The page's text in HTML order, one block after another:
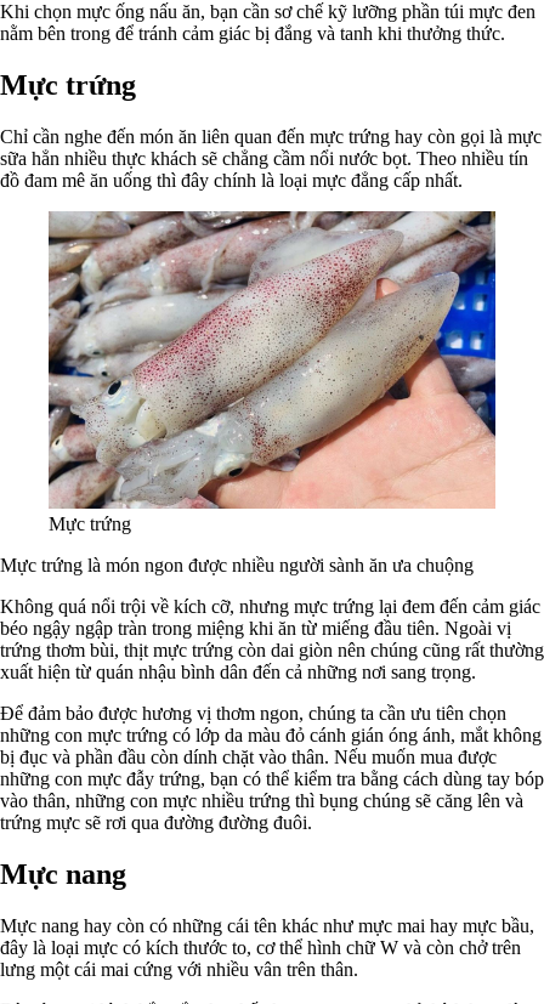
Khi chọn mực ống nấu ăn, bạn cần sơ chế kỹ lưỡng phần túi mực đen
nằm bên trong để tránh cảm giác bị đắng và tanh khi thưởng thức.
Mực trứng
Chỉ cần nghe đến món ăn liên quan đến mực trứng hay còn gọi là mực
sữa hẳn nhiều thực khách sẽ chẳng cầm nổi nước bọt. Theo nhiều tín
đồ đam mê ăn uống thì đây chính là loại mực đẳng cấp nhất.
Mực trứng
Mực trứng là món ngon được nhiều người sành ăn ưa chuộng
Không quá nổi trội về kích cỡ, nhưng mực trứng lại đem đến cảm giác
béo ngậy ngập tràn trong miệng khi ăn từ miếng đầu tiên. Ngoài vị
trứng thơm bùi, thịt mực trứng còn dai giòn nên chúng cũng rất thường
xuất hiện từ quán nhậu bình dân đến cả những nơi sang trọng.
Để đảm bảo được hương vị thơm ngon, chúng ta cần ưu tiên chọn
những con mực trứng có lớp da màu đỏ cánh gián óng ánh, mắt không
bị đục và phần đầu còn dính chặt vào thân. Nếu muốn mua được
những con mực đẫy trứng, bạn có thể kiểm tra bằng cách dùng tay bóp
vào thân, những con mực nhiều trứng thì bụng chúng sẽ căng lên và
trứng mực sẽ rơi qua đường đường đuôi.
Mực nang
Mực nang hay còn có những cái tên khác như mực mai hay mực bầu,
đây là loại mực có kích thước to, cơ thể hình chữ W và còn chở trên
lưng một cái mai cứng với nhiều vân trên thân.